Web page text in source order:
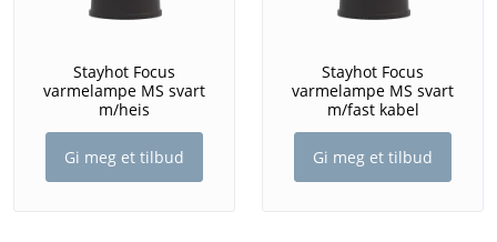
Stayhot Focus
varmelampe MS svart
m/heis
Gi meg et tilbud
Stayhot Focus
varmelampe MS svart
m/fast kabel
Gi meg et tilbud